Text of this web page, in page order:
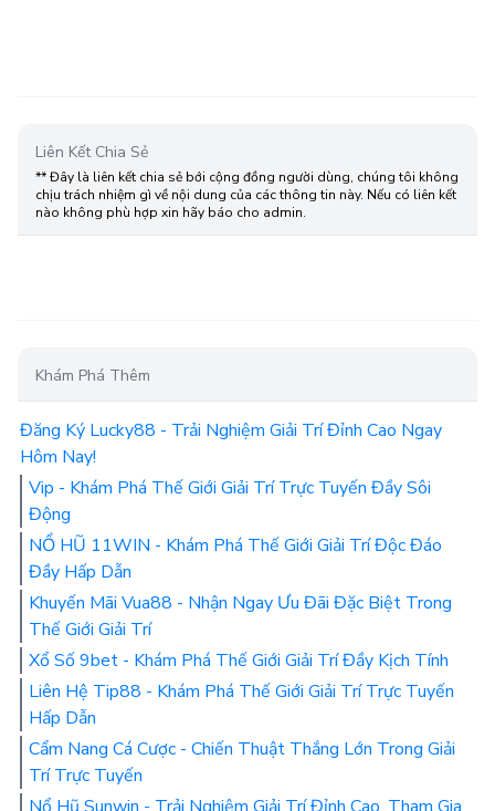
Liên Kết Chia Sẻ
** Đây là liên kết chia sẻ bới cộng đồng người dùng, chúng tôi không
chịu trách nhiệm gì về nội dung của các thông tin này. Nếu có liên kết
nào không phù hợp xin hãy báo cho admin.
Khám Phá Thêm
Đăng Ký Lucky88 - Trải Nghiệm Giải Trí Đỉnh Cao Ngay
Hôm Nay!
Vip - Khám Phá Thế Giới Giải Trí Trực Tuyến Đầy Sôi
Động
NỔ HŨ 11WIN - Khám Phá Thế Giới Giải Trí Độc Đáo
Đầy Hấp Dẫn
Khuyến Mãi Vua88 - Nhận Ngay Ưu Đãi Đặc Biệt Trong
Thế Giới Giải Trí
Xổ Số 9bet - Khám Phá Thế Giới Giải Trí Đầy Kịch Tính
Liên Hệ Tip88 - Khám Phá Thế Giới Giải Trí Trực Tuyến
Hấp Dẫn
Cẩm Nang Cá Cược - Chiến Thuật Thắng Lớn Trong Giải
Trí Trực Tuyến
Nổ Hũ Sunwin - Trải Nghiệm Giải Trí Đỉnh Cao, Tham Gia